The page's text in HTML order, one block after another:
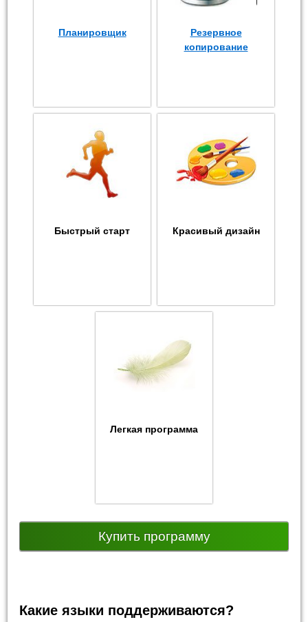
Планировщик
Резервное
копирование
Быстрый старт Красивый дизайн
Легкая программа
Купить программу
Какие языки поддерживаются?